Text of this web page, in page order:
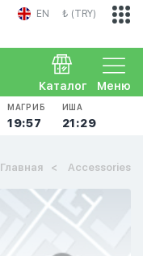
EN ₺ (TRY)
Меню
Каталог
МАГРИБ
19:57
ИША
21:29
Главная Accessories